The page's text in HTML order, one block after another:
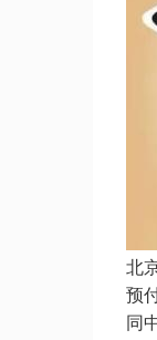
北
预
同